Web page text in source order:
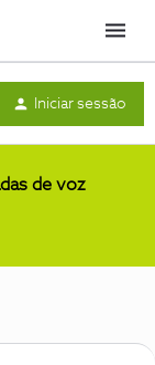
Menu
Iniciar sessão
de voz